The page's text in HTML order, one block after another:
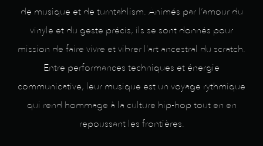
de musique et de turntablism. Animés par l’amour du
vinyle et du geste précis, ils se sont donnés pour
mission de faire vivre et vibrer l’art ancestral du scratch.
Entre performances techniques et énergie
communicative, leur musique est un voyage rythmique
qui rend hommage à la culture hip-hop tout en en
repoussant les frontières.